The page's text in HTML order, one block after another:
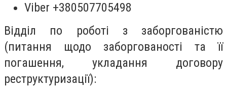
Viber +380507705498
Відділ по роботі з заборгованістю
(питання щодо заборгованості та її
погашення, укладання договору
реструктуризації):